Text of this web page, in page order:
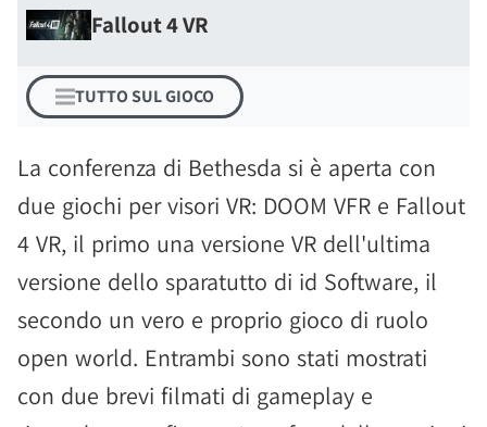
Fallout 4 VR
TUTTO SUL GIOCO
La conferenza di Bethesda si è aperta con
due giochi per visori VR: DOOM VFR e Fallout
4 VR, il primo una versione VR dell'ultima
versione dello sparatutto di id Software, il
secondo un vero e proprio gioco di ruolo
open world. Entrambi sono stati mostrati
con due brevi filmati di gameplay e